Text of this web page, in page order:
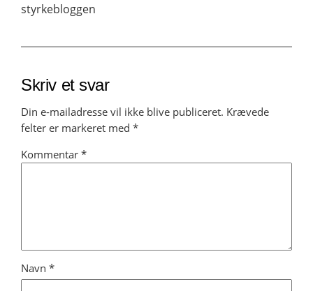
styrkebloggen
Skriv et svar
Din e-mailadresse vil ikke blive publiceret. Krævede
felter er markeret med*
Kommentar*
Navn*